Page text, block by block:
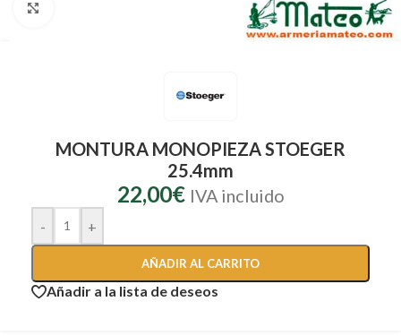
MONTURA MONOPIEZA STOEGER
25.4mm
22,00€ IVA incluido
- +
AÑADIR AL CARRITO
Añadir a la lista de deseos